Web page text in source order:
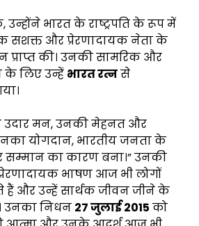
उन्होंने भारत के राष्ट्रपति के रूप में
सशक्त और प्रेरणादायक नेता के
प्राप्त की। उनकी सामरिक और
के लिए उन्हें भारत रत्नसे
मन, उनकी मेहनत और
योगदान, भारतीय जनता के
का कारण बना।” उनकी
भाषण आज भी लोगों
हैं और उन्हें सार्थक जीवन जीने के
उनका निधन 27 जुलाई 2015 को